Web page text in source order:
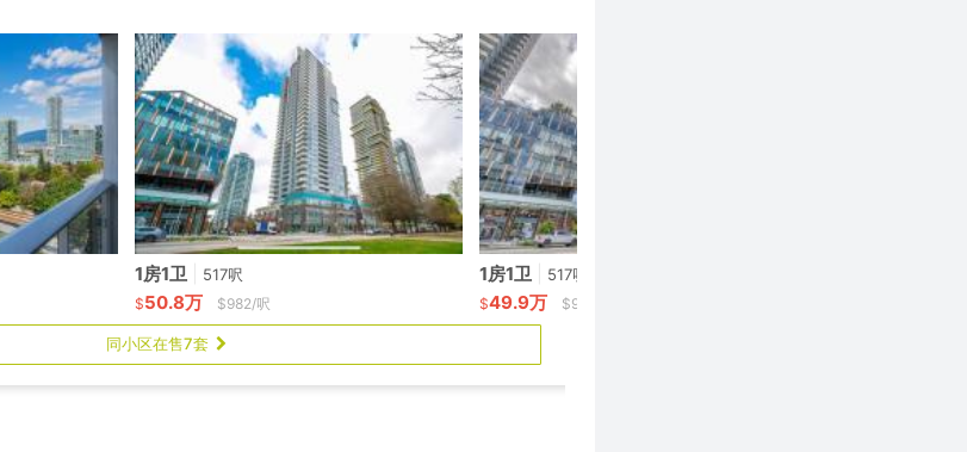
1房1卫 517呎
$50.8万 $982/呎
1房1卫 517呎
$49.9万 $965/呎
同小区在售7套